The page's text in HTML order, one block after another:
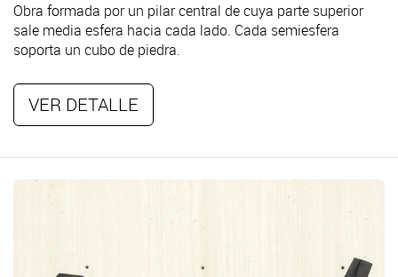
Obra formada por un pilar central de cuya parte superior
sale media esfera hacia cada lado. Cada semiesfera
soporta un cubo de piedra.
VER DETALLE